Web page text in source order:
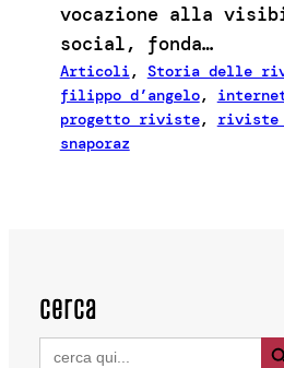
vocazione alla
social, fonda…
Articoli, Storia delle
filippo d’angelo,
progetto riviste, riviste
snaporaz
cerca
Search
for:
Search